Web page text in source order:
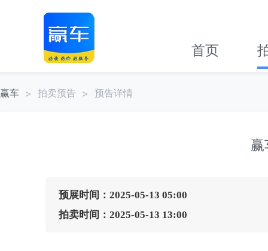
首页
赢车 拍卖预告 预告详情
赢
预展时间：2025-05-13 05:00
拍卖时间：2025-05-13 13:00